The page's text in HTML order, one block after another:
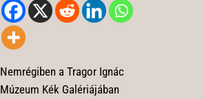
Nemrégiben a Tragor Ignác
Múzeum Kék Galériájában